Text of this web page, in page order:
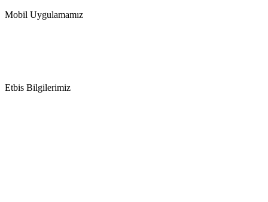
Mobil Uygulamamız
Etbis Bilgilerimiz